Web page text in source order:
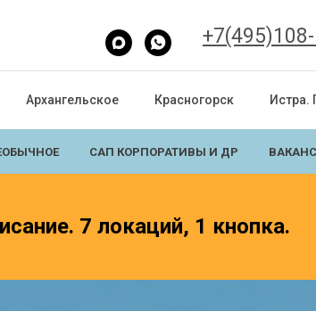
Архангельское Красногорск Истра.
САП КОРПОРАТИВЫ И ДР
7 локаций, 1 кнопка.